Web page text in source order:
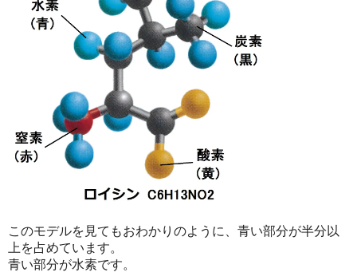
このモデルを見てもおわかりのように、青い部分が半分以
上を占めています。
青い部分が水素です。